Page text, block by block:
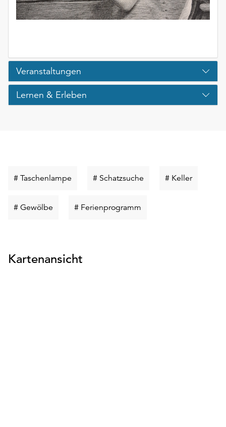
Veranstaltungen
Lernen & Erleben
# Taschenlampe Schlüsselwort
# Schatzsuche Schlüsselwort
# Keller
# Gewölbe Schlüsselwort
# Ferienprogramm
Kartenansicht